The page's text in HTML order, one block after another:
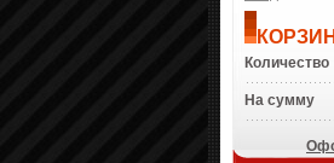
Количество
На сумму